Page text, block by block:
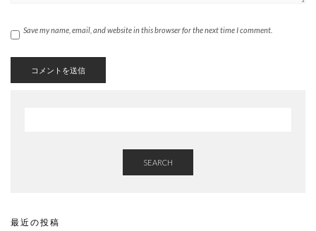
Save my name, email, and website in this browser for the next time I comment.
SEARCH
最近の投稿